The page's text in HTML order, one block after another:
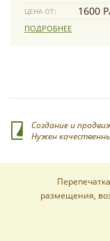
ЦЕНА ОТ: 1600
ПОДРОБНЕЕ
Создание и
Нужен
размещения,